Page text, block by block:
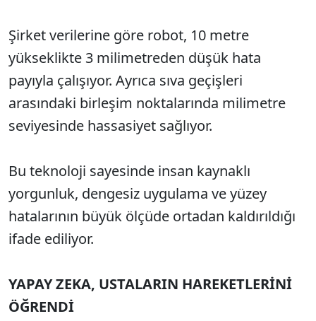
Şirket verilerine göre robot, 10 metre
yükseklikte 3 milimetreden düşük hata
payıyla çalışıyor. Ayrıca sıva geçişleri
arasındaki birleşim noktalarında milimetre
seviyesinde hassasiyet sağlıyor.
Bu teknoloji sayesinde insan kaynaklı
yorgunluk, dengesiz uygulama ve yüzey
hatalarının büyük ölçüde ortadan kaldırıldığı
ifade ediliyor.
YAPAY ZEKA, USTALARIN HAREKETLERİNİ
ÖĞRENDİ